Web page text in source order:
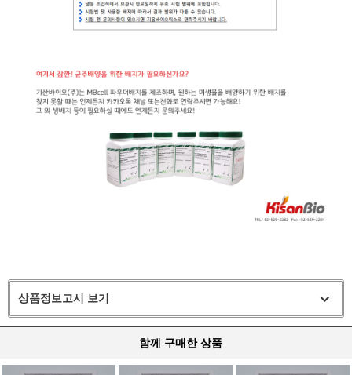
상품정보고시 보기
함께 구매한 상품